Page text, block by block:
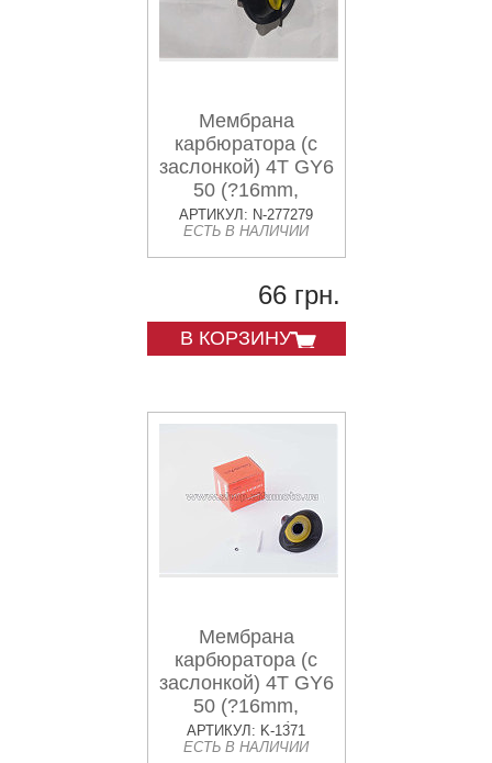
Мембрана
карбюратора (с
заслонкой) 4T GY6
50 (?16mm,
основная с
ушками) HKS
АРТИКУЛ: N-277279
ЕСТЬ В НАЛИЧИИ
66 грн.
В КОРЗИНУ
Мембрана
карбюратора (с
заслонкой) 4T GY6
50 (?16mm,
основная)
FUELJET
АРТИКУЛ: K-1371
ЕСТЬ В НАЛИЧИИ